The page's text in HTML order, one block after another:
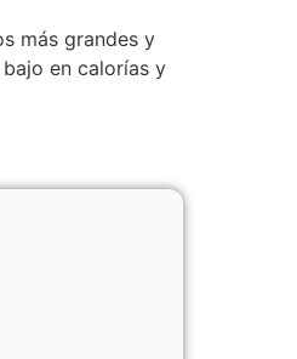
más grandes y
en calorías y